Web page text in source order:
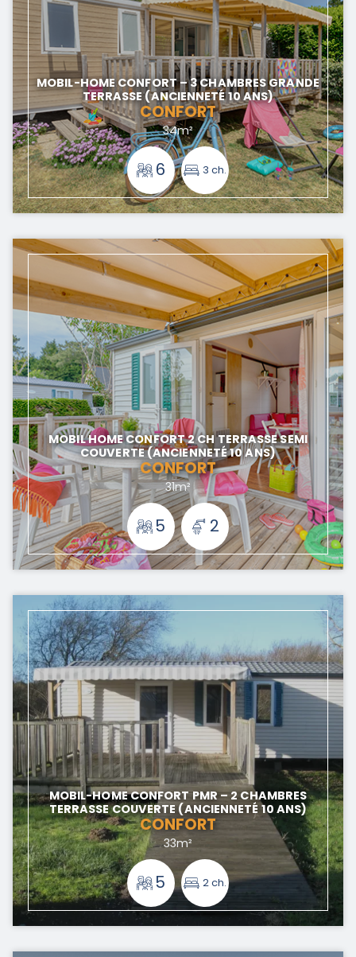
MOBIL-HOME CONFORT – 3 CHAMBRES GRANDE
TERRASSE (ANCIENNETÉ 10 ANS)
CONFORT
34m²
6 3 ch.
MOBIL HOME CONFORT 2 CH TERRASSE SEMI
COUVERTE (ANCIENNETÉ 10 ANS)
CONFORT
31m²
5 2
MOBIL-HOME CONFORT PMR – 2 CHAMBRES
TERRASSE COUVERTE (ANCIENNETÉ 10 ANS)
CONFORT
33m²
5 2 ch.